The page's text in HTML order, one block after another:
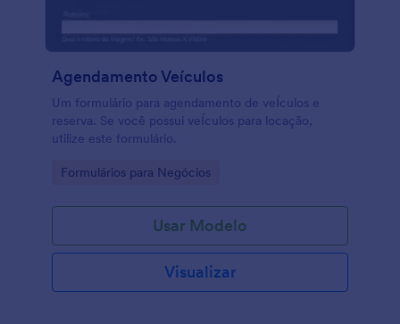
Agendamento Veículos
Um formulário para agendamento de veÍculos e
reserva. Se você possui veÍculos para locação,
utilize este formulário.
Go to Category:
Formulários para Negócios
Usar Modelo
Visualizar